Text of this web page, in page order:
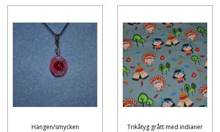
Hängen/smycken Trikåtyg grått med indianer